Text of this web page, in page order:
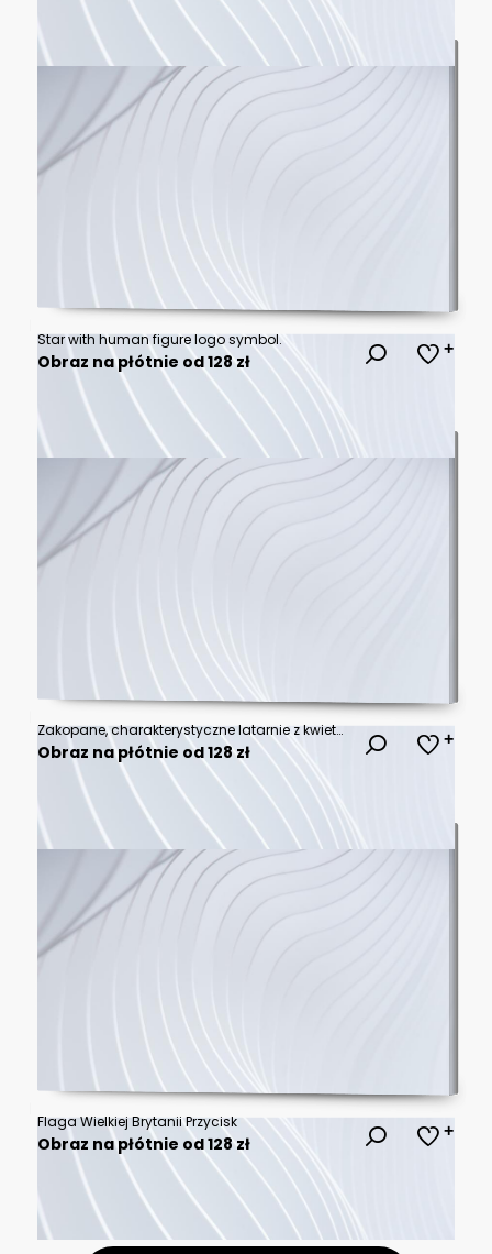
Star with human figure logo symbol.
Obraz na płótnie od 128 zł
Zakopane, charakterystyczne latarnie z kwietnikami przy Krupówkach
Obraz na płótnie od 128 zł
Flaga Wielkiej Brytanii Przycisk
Obraz na płótnie od 128 zł